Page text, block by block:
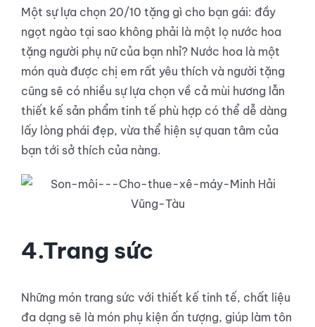
Một sự lựa chọn 20/10 tặng gì cho bạn gái: đầy
ngọt ngào tại sao không phải là một lọ nước hoa
tặng người phụ nữ của bạn nhỉ? Nước hoa là một
món quà được chị em rất yêu thích và người tặng
cũng sẽ có nhiều sự lựa chọn về cả mùi hương lẫn
thiết kế sản phẩm tinh tế phù hợp có thể dễ dàng
lấy lòng phái đẹp, vừa thể hiện sự quan tâm của
bạn tới sở thích của nàng.
4.Trang sức
Những món trang sức với thiết kế tinh tế, chất liệu
đa dạng sẽ là món phụ kiện ấn tượng, giúp làm tôn